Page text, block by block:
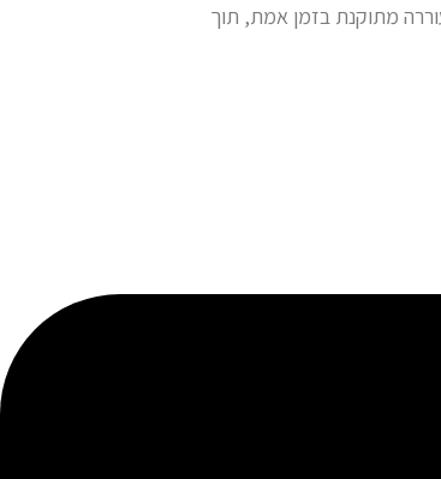
מתוקנת בזמן אמת, תוך